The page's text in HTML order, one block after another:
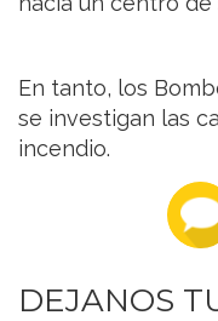
En tanto, los
se investigan las
incendio.
DEJANOS